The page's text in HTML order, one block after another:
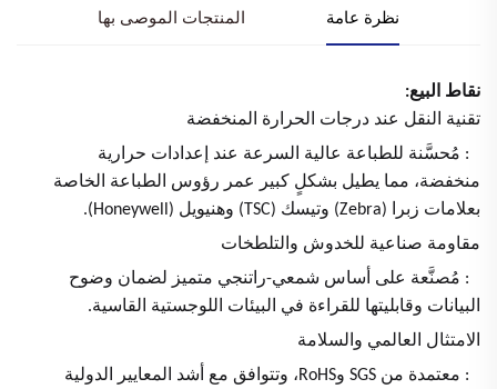
نظرة عامة المنتجات الموصى بها
نقاط البيع:
تقنية النقل عند درجات الحرارة المنخفضة
: مُحسَّنة للطباعة عالية السرعة عند إعدادات حرارية
منخفضة، مما يطيل بشكلٍ كبير عمر رؤوس الطباعة الخاصة
بعلامات زبرا (Zebra) وتيسك (TSC) وهنيويل (Honeywell).
مقاومة صناعية للخدوش والتلطخات
: مُصنَّعة على أساس شمعي-راتنجي متميز لضمان وضوح
البيانات وقابليتها للقراءة في البيئات اللوجستية القاسية.
الامتثال العالمي والسلامة
: معتمدة من SGS وRoHS، وتتوافق مع أشد المعايير الدولية